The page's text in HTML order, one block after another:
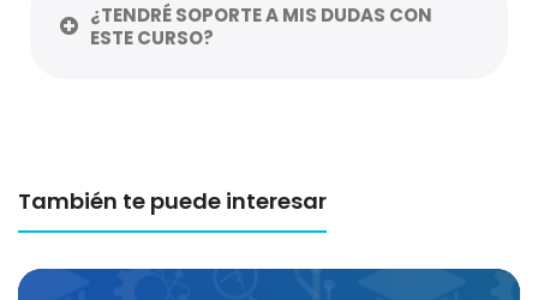
¿TENDRÉ SOPORTE A MIS DUDAS CON
ESTE CURSO?
También te puede interesar